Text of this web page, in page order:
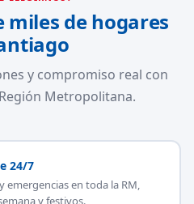
miles de hogares
y compromiso real con
Metropolitana.
24/7
en toda la RM,
y festivos.